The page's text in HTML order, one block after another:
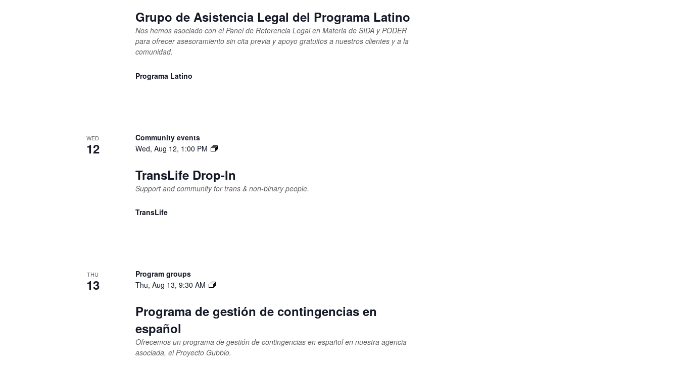
Grupo de Asistencia Legal del Programa Latino
Nos hemos asociado con el Panel de Referencia Legal en Materia de SIDA y PODER
para ofrecer asesoramiento sin cita previa y apoyo gratuitos a nuestros clientes y a la
comunidad.
Programa Latino
WED
12
Community events
TransLife Drop-In
Wed, Aug 12, 1:00 PM
Support and community for trans & non-binary people.
TransLife
THU
13
Program groups
Programa de gestión de contingencias en
español
Thu, Aug 13, 9:30 AM
Ofrecemos un programa de gestión de contingencias en español en nuestra agencia
asociada, el Proyecto Gubbio.